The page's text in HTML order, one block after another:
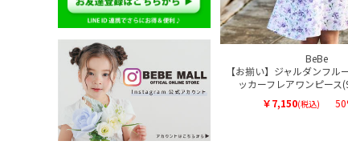
BeBe
【お揃い】ジャルダンフル
ッカーフレアワンピース
￥7,150(税込)